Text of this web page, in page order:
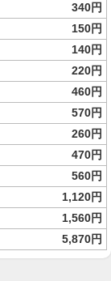
340円
150円
140円
220円
460円
570円
260円
470円
560円
1,120円
1,560円
5,870円